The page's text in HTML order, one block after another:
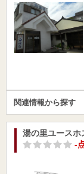
関連情報から探す
湯の里ユースホ
-